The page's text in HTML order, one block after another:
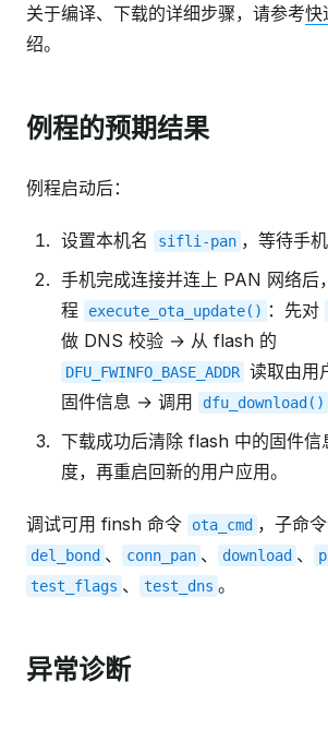
关于编译、下载的详细步骤，请参考快
绍。
例程的预期结果
例程启动后：
设置本机名 sifli-pan ，等待手机
手机完成连接并连上 PAN 网络后
程
execute_ota_update() ：先对
做 DNS 校验 → 从 flash 的
DFU_FWINFO_BASE_ADDR 读取由用
固件信息 → 调用
dfu_download()
下载成功后清除 flash 中的固件信
度，再重启回新的用户应用。
调试可用 finsh 命令 ota_cmd ，子命令
del_bond 、 conn_pan 、 download 、
test_flags 、 test_dns 。
异常诊断